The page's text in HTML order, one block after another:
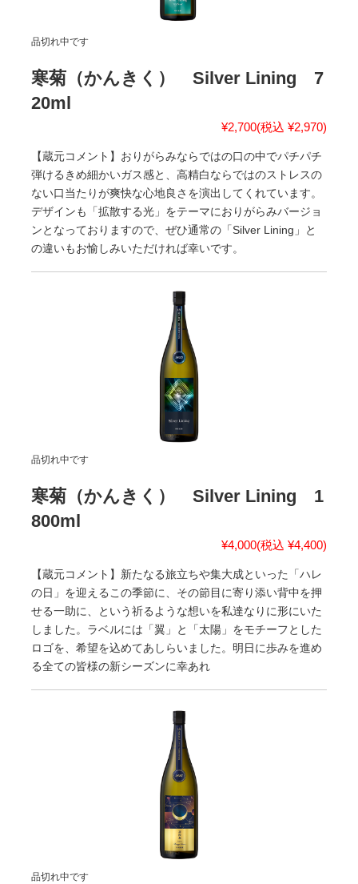
品切れ中です
寒菊（かんきく） Silver Lining 7
20ml
¥2,700(税込 ¥2,970)
【蔵元コメント】おりがらみならではの口の中でパチパチ
弾けるきめ細かいガス感と、高精白ならではのストレスの
ない口当たりが爽快な心地良さを演出してくれています。
デザインも「拡散する光」をテーマにおりがらみバージョ
ンとなっておりますので、ぜひ通常の「Silver Lining」と
の違いもお愉しみいただければ幸いです。
品切れ中です
寒菊（かんきく） Silver Lining 1
800ml
¥4,000(税込 ¥4,400)
【蔵元コメント】新たなる旅立ちや集大成といった「ハレ
の日」を迎えるこの季節に、その節目に寄り添い背中を押
せる一助に、という祈るような想いを私達なりに形にいた
しました。ラベルには「翼」と「太陽」をモチーフとした
ロゴを、希望を込めてあしらいました。明日に歩みを進め
る全ての皆様の新シーズンに幸あれ
品切れ中です